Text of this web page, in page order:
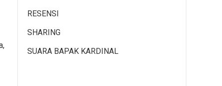
RESENSI
SHARING
SUARA BAPAK KARDINAL